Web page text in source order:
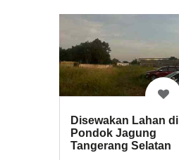
Disewakan Lahan di
Pondok Jagung
Tangerang Selatan